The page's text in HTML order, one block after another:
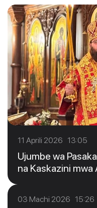
11 Aprili 2026 13:05
Ujumbe wa
na Kaskazini
03 Machi 2026 15:26